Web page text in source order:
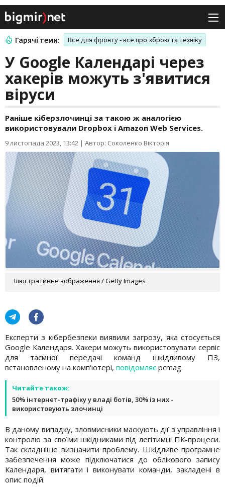
Гарячі теми: Все для фронту - все про зброю та техніку
У Google Календарі через
хакерів можуть з'явитися
віруси
Раніше кіберзлочинці за такою ж аналогією
використовували Dropbox і Amazon Web Services.
9 листопада 2023, 13:42 | Автор: Соколенко Вікторія
Ілюстративне зображення / Getty Images
Експерти з кібербезпеки виявили загрозу, яка стосується
Google Календаря. Хакери можуть використовувати сервіс
для таємної передачі команд шкідливому ПЗ,
встановленому на комп'ютері, повідомляє pcmag.
Читайте також:
50% інтернет-трафіку у владі ботів, 30% із них -
використовують злочинці
В даному випадку, зловмисники маскують дії з управління і
контролю за своїми шкідниками під легітимні ПК-процеси.
Так складніше визначити проблему. Шкідливе програмне
забезпечення може підключатися до облікового запису
Календаря, витягати і виконувати команди, закладені в
опис подій.